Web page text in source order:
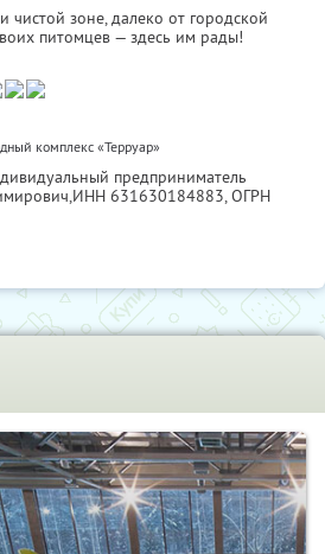
чистой зоне, далеко от городской
питомцев — здесь им рады!
комплекс «Терруар»
предприниматель
ИНН 631630184883, ОГРН